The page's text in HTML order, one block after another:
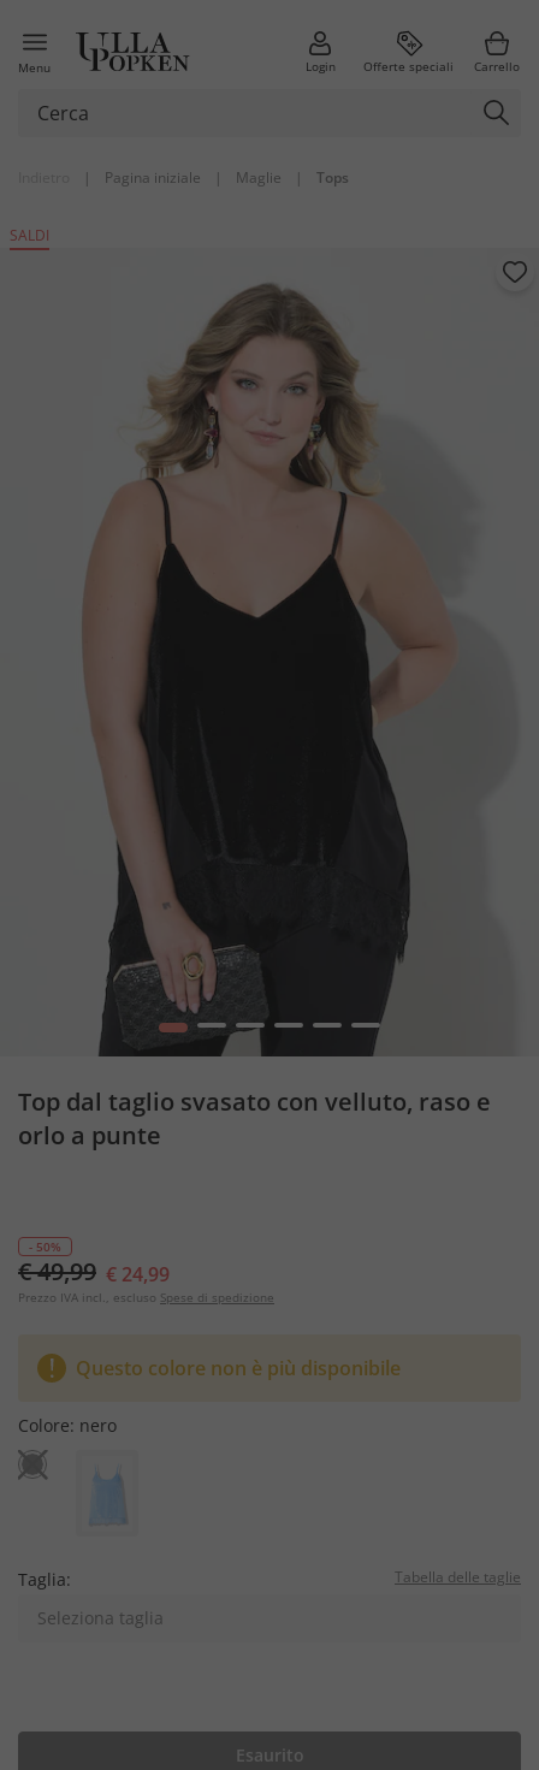
Menu Login Offerte speciali Carrello
| Pagina iniziale | Maglie | Tops
SALDI
1 2 3 4 5 6
Top dal taglio svasato con velluto, raso e
orlo a punte
- 50%
€ 49,99 € 24,99
Prezzo IVA incl., escluso Spese di spedizione
Questo colore non è più disponibile
Colore: nero
Taglia: Tabella delle taglie
Seleziona taglia
Esaurito